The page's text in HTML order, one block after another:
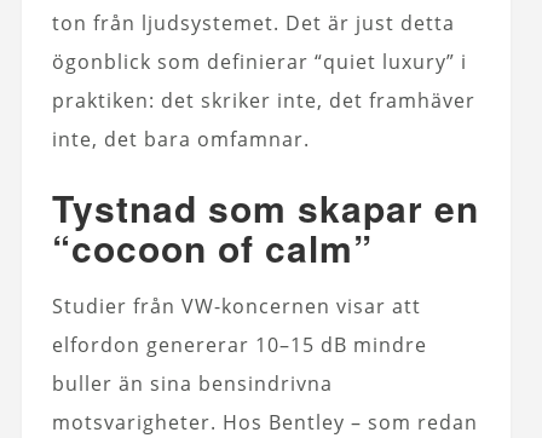
ton från ljudsystemet. Det är just detta
ögonblick som definierar “quiet luxury” i
praktiken: det skriker inte, det framhäver
inte, det bara omfamnar.
Tystnad som skapar en
“cocoon of calm”
Studier från VW-koncernen visar att
elfordon genererar 10–15 dB mindre
buller än sina bensindrivna
motsvarigheter. Hos Bentley – som redan